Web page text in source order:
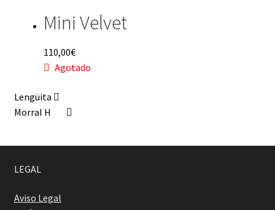
Mini Velvet
110,00€
Agotado
Lengüita
Morral H
LEGAL
Aviso Legal